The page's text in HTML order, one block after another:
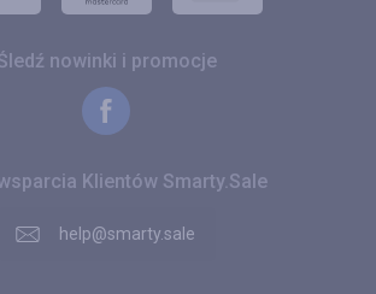
nowinki i promocje
Klientów Smarty.Sale
help@smarty.sale